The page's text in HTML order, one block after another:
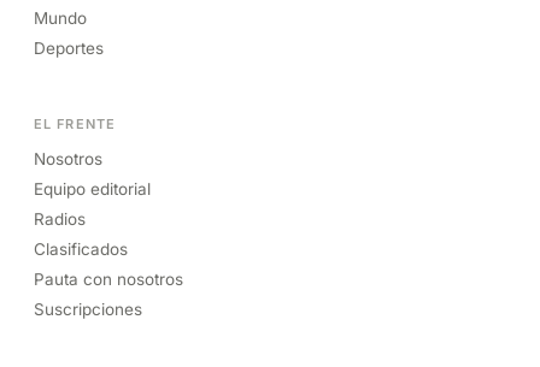
Mundo
Deportes
EL FRENTE
Nosotros
Equipo editorial
Radios
Clasificados
Pauta con nosotros
Suscripciones